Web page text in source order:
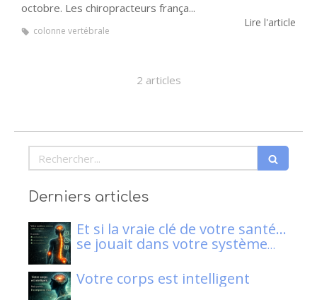
octobre. Les chiropracteurs frança...
Lire l'article
colonne vertébrale
2 articles
Rechercher
Derniers articles
Et si la vraie clé de votre santé…
se jouait dans votre système
Votre corps est intelligent